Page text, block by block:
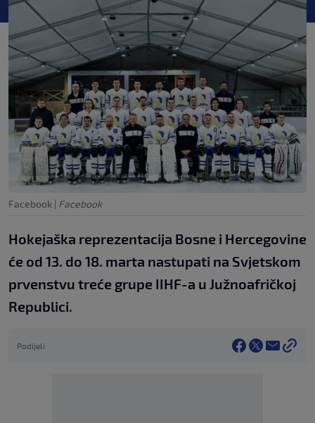
Facebook | Facebook
Hokejaška reprezentacija Bosne i Hercegovine
će od 13. do 18. marta nastupati na Svjetskom
prvenstvu treće grupe IIHF-a u Južnoafričkoj
Republici.
Podijeli